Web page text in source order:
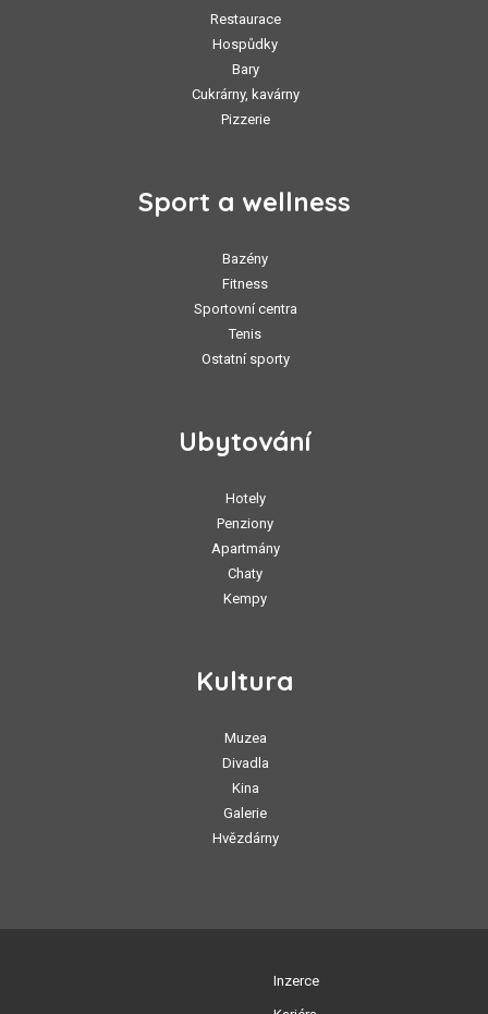
Restaurace
Hospůdky
Bary
Cukrárny, kavárny
Pizzerie
Sport a wellness
Bazény
Fitness
Sportovní centra
Tenis
Ostatní sporty
Ubytování
Hotely
Penziony
Apartmány
Chaty
Kempy
Kultura
Muzea
Divadla
Kina
Galerie
Hvězdárny
Inzerce